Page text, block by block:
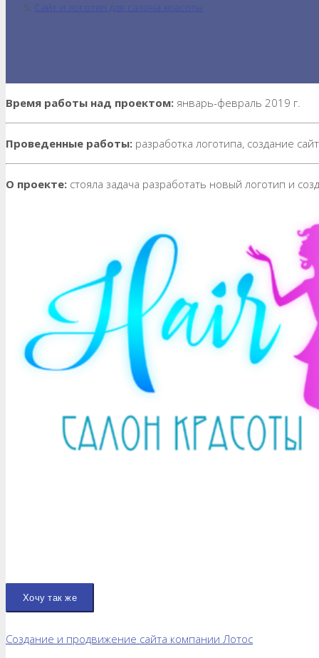
Сайт и логотип для салона красоты
Время работы над проектом: январь-февраль 2019 г.
Проведенные работы: разработка логотипа, создание
О проекте: стояла задача разработать новый логотип и
Хочу так же
Создание и продвижение сайта компании Лотос